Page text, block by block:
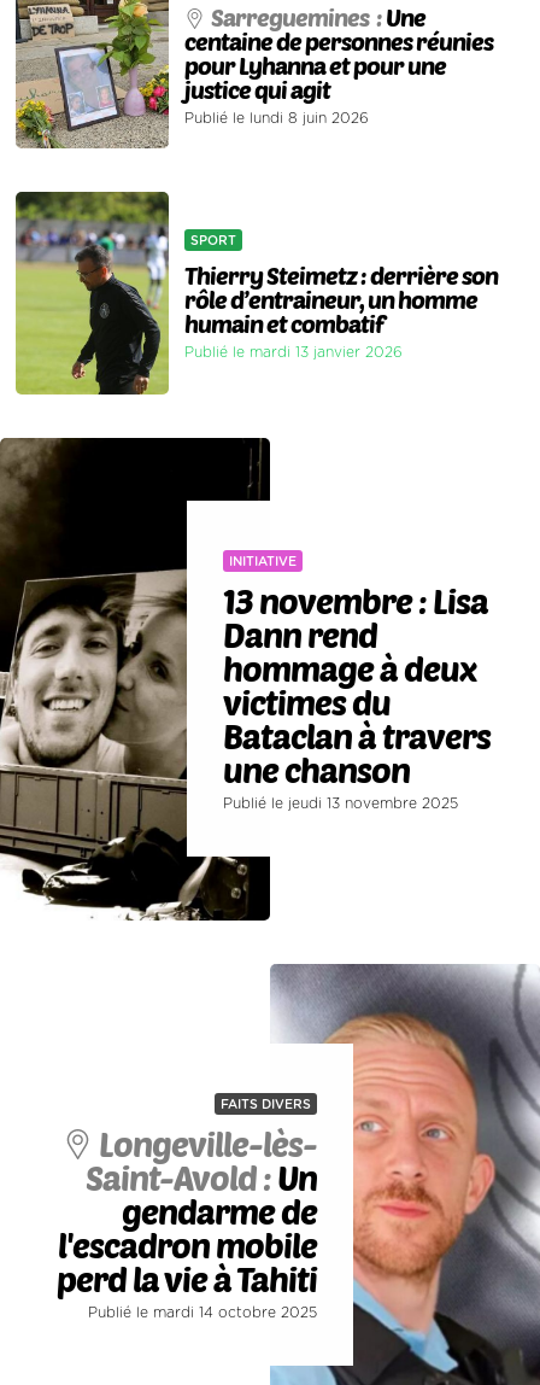
Sarreguemines :Une
centaine de personnes réunies
pour Lyhanna et pour une
justice qui agit
Publié le lundi 8 juin 2026
SPORT
Thierry Steimetz : derrière son
rôle d’entraineur, un homme
humain et combatif
Publié le mardi 13 janvier 2026
INITIATIVE
13 novembre : Lisa
Dann rend
hommage à deux
victimes du
Bataclan à travers
une chanson
Publié le jeudi 13 novembre 2025
FAITS DIVERS
Longeville-lès-
Saint-Avold :Un
gendarme de
l'escadron mobile
perd la vie à Tahiti
Publié le mardi 14 octobre 2025